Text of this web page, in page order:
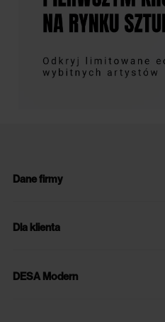
Dane firmy
Dla klienta
DESA Modern